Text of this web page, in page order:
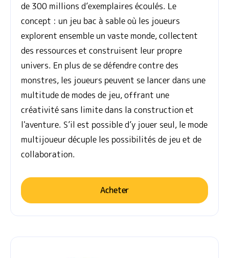
de 300 millions d’exemplaires écoulés. Le
concept : un jeu bac à sable où les joueurs
explorent ensemble un vaste monde, collectent
des ressources et construisent leur propre
univers. En plus de se défendre contre des
monstres, les joueurs peuvent se lancer dans une
multitude de modes de jeu, offrant une
créativité sans limite dans la construction et
l'aventure. S’il est possible d’y jouer seul, le mode
multijoueur décuple les possibilités de jeu et de
collaboration.
Acheter